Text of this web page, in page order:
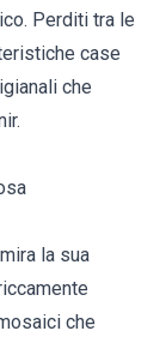
Perditi tra le
case
che
la sua
che